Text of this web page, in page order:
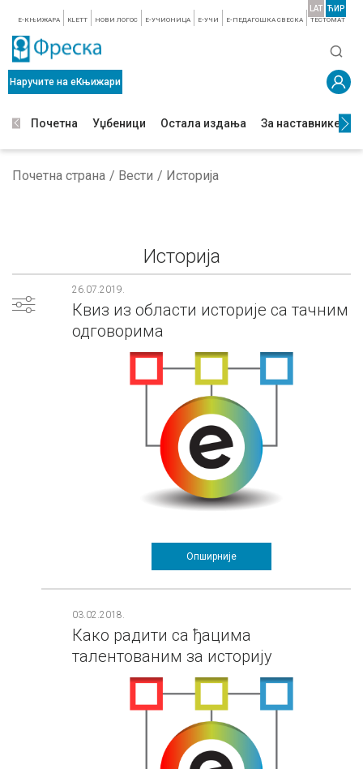
E-КЊИЖАРА KLETT НОВИ ЛОГОС E-УЧИОНИЦА E-УЧИ Е-ПЕДАГОШКА СВЕСКА TЕСТОМАТ
LAT ЋИР
Наручите на еКњижари
Почетна Уџбеници Остала издања За наставнике
Почетна страна Вести Историја
Историја
26.07.2019.
Квиз из области историје са тачним
одговорима
Опширније
03.02.2018.
Како радити са ђацима
талентованим за историју